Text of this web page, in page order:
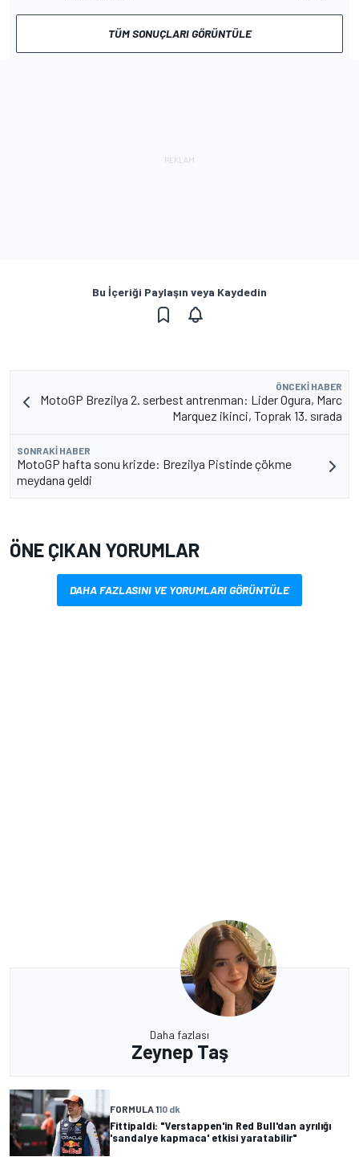
TÜM SONUÇLARI GÖRÜNTÜLE
Bu İçeriği Paylaşın veya Kaydedin
ÖNCEKI HABER
MotoGP Brezilya 2. serbest antrenman: Lider Ogura, Marc
Marquez ikinci, Toprak 13. sırada
SONRAKI HABER
MotoGP hafta sonu krizde: Brezilya Pistinde çökme
meydana geldi
ÖNE ÇIKAN YORUMLAR
DAHA FAZLASINI VE YORUMLARI GÖRÜNTÜLE
Daha fazlası
Zeynep Taş
FORMULA 110 dk
Fittipaldi: "Verstappen'in Red Bull'dan ayrılığı
'sandalye kapmaca' etkisi yaratabilir"